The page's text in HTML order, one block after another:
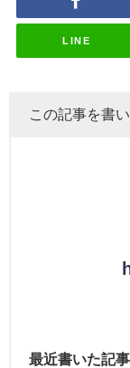
スタジ
LINE
この記事を書い
最近書いた記事